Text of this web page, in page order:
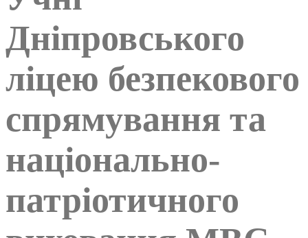
Дніпровського
ліцею безпекового
спрямування та
національно-
патріотичного